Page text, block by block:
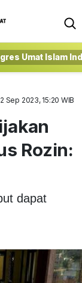
Umat Islam
Sep 2023, 15:20 WIB
Rozin:
dapat